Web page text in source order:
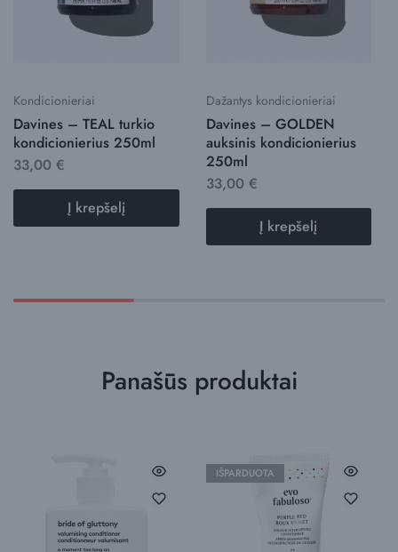
Kondicionieriai
Davines – TEAL turkio
kondicionierius 250ml
33,00 €
Į krepšelį
Dažantys kondicionieriai
Davines – GOLDEN
auksinis kondicionierius
250ml
33,00 €
Į krepšelį
Panašūs produktai
IŠPARDUOTA